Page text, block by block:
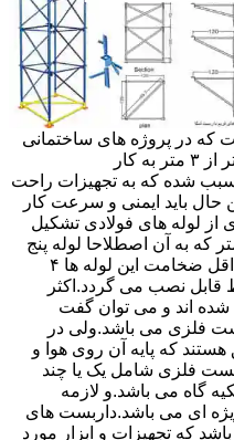
که در پروژه های ساختمانی
برای استفاده از کارگر در ارتفاع بالاتر از ۳ متر به کار
شده که به تجهیزات راحت
حال باید ایمنی و سرعت کار
از لوله های فولادی تشکیل
قطر آن ها ۴۸/۳ میلیمتر که به آن اصطلاحا لوله پنج
سانتی متری نیز گفته می شود.و حداقل ضخامت این لوله ها ۴
قابل نصب می گردد.اکثر
اند و می توان گفت
فلزی می باشد.ولی در
که پایه آن روی هوا و
فلزی شامل یک یا چند
گاه می باشد.و لازمه
ای می باشد.داربست های
که تجهیزات و ابزار مورد